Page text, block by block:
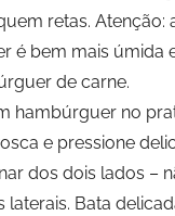
retas. Atenção:
é bem mais úmida
de carne.
hambúrguer no
e pressione
dos dois lados –
laterais. Bata